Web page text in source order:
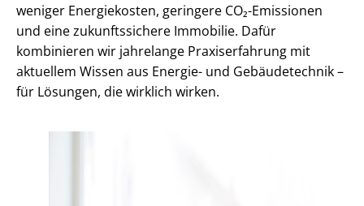
weniger Energiekosten, geringere CO₂-Emissionen
und eine zukunftssichere Immobilie. Dafür
kombinieren wir jahrelange Praxiserfahrung mit
aktuellem Wissen aus Energie- und Gebäudetechnik –
für Lösungen, die wirklich wirken.